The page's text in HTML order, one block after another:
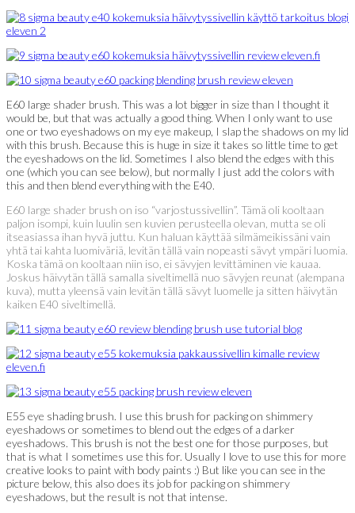
E60 large shader brush. This was a lot bigger in size than I thought it
would be, but that was actually a good thing. When I only want to use
one or two eyeshadows on my eye makeup, I slap the shadows on my lid
with this brush. Because this is huge in size it takes so little time to get
the eyeshadows on the lid. Sometimes I also blend the edges with this
one (which you can see below), but normally I just add the colors with
this and then blend everything with the E40.
E60 large shader brush on iso “varjostussivellin”. Tämä oli kooltaan
paljon isompi, kuin luulin sen kuvien perusteella olevan, mutta se oli
itseasiassa ihan hyvä juttu. Kun haluan käyttää silmämeikissäni vain
yhtä tai kahta luomiväriä, levitän tällä vain nopeasti sävyt ympäri luomia.
Koska tämä on kooltaan niin iso, ei sävyjen levittäminen vie kauaa.
Joskus häivytän tällä samalla siveltimellä nuo sävyjen reunat (alempana
kuva), mutta yleensä vain levitän tällä sävyt luomelle ja sitten häivytän
kaiken E40 siveltimellä.
E55 eye shading brush. I use this brush for packing on shimmery
eyeshadows or sometimes to blend out the edges of a darker
eyeshadows. This brush is not the best one for those purposes, but
that is what I sometimes use this for. Usually I love to use this for more
creative looks to paint with body paints :) But like you can see in the
picture below, this also does its job for packing on shimmery
eyeshadows, but the result is not that intense.